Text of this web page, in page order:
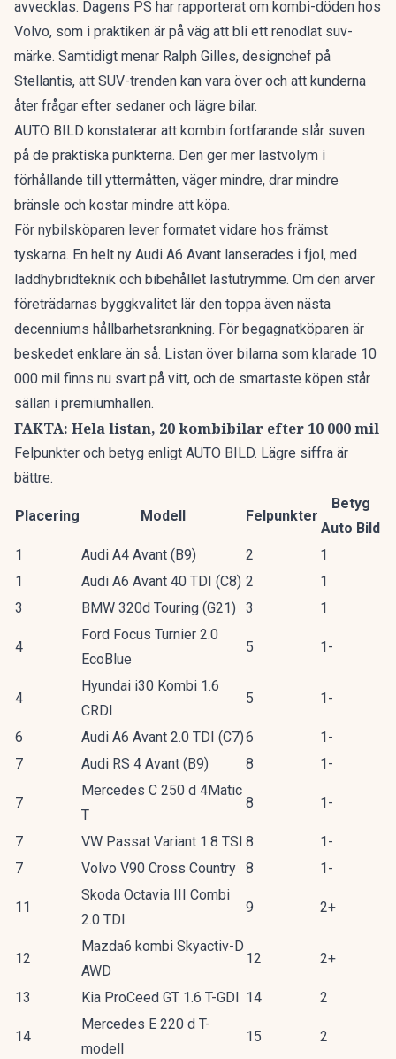
avvecklas. Dagens PS har rapporterat om kombi-döden hos
Volvo, som i praktiken är på väg att bli ett renodlat suv-
märke. Samtidigt menar Ralph Gilles, designchef på
Stellantis, att SUV-trenden kan vara över och att kunderna
åter frågar efter sedaner och lägre bilar.
AUTO BILD konstaterar att kombin fortfarande slår suven
på de praktiska punkterna. Den ger mer lastvolym i
förhållande till yttermåtten, väger mindre, drar mindre
bränsle och kostar mindre att köpa.
För nybilsköparen lever formatet vidare hos främst
tyskarna. En helt ny Audi A6 Avant lanserades i fjol, med
laddhybridteknik och bibehållet lastutrymme. Om den ärver
företrädarnas byggkvalitet lär den toppa även nästa
decenniums hållbarhetsrankning. För begagnatköparen är
beskedet enklare än så. Listan över bilarna som klarade 10
000 mil finns nu svart på vitt, och de smartaste köpen står
sällan i premiumhallen.
FAKTA: Hela listan, 20 kombibilar efter 10 000 mil
Felpunkter och betyg enligt AUTO BILD. Lägre siffra är
bättre.
Placering Modell Felpunkter
Betyg
Auto Bild
1
Audi A4 Avant (B9) 2
1
1
Audi A6 Avant 40 TDI (C8) 2
1
3
BMW 320d Touring (G21) 3 1
4
Ford Focus Turnier 2.0
EcoBlue
5 1-
4
Hyundai i30 Kombi 1.6
CRDI
5 1-
6 Audi A6 Avant 2.0 TDI (C7)6
1-
7
Audi RS 4 Avant (B9) 8 1-
7
Mercedes C 250 d 4Matic
T
8 1-
7 VW Passat Variant 1.8 TSI 8
1-
7
Volvo V90 Cross Country 8 1-
11
Skoda Octavia III Combi
2.0 TDI
9 2+
12
Mazda6 kombi Skyactiv-D
AWD
12 2+
13 Kia ProCeed GT 1.6 T-GDI 14 2
14
Mercedes E 220 d T-
modell
15 2